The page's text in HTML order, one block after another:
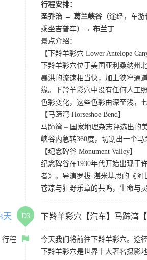
行程安排：
圣乔治 → 葛兰峡谷 （途经，车
乘坐吉普车）→ 布兰丁
景点介绍：
【下羚羊彩穴 Lower Antelope
下羚羊彩穴位于美国亚利桑纳
暴洪的流速相当快，加上狭窄通
缘。下羚羊彩穴中没有任何人工
色彩变化，这些色彩由深至浅，
【马蹄湾 Horseshoe Bend】
马蹄湾 – 国家地理杂志评选出的
峡谷内急转360度，切割出一个
【纪念碑谷 Monument Valley】
纪念碑谷在1930年代开始出现于
者》。导演罗拔·湛米基思的《
苍凉与狂野乐章的共鸣，生命与
天 D3 下羚羊彩穴【汽车】马蹄湾
行程
今天我们将前往下羚羊彩穴。途
下羚羊彩穴是世界十大著名摄